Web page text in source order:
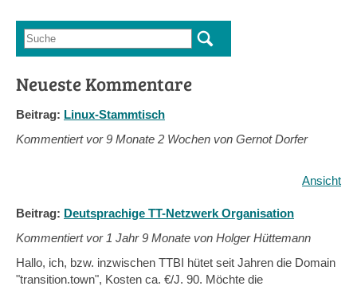
Suchformular
Suche
Neueste Kommentare
Beitrag: Linux-Stammtisch
Kommentiert vor9 Monate 2 Wochen von Gernot Dorfer
Ansicht
Beitrag: Deutsprachige TT-Netzwerk Organisation
Kommentiert vor 1 Jahr 9 Monate von Holger Hüttemann
Hallo, ich, bzw. inzwischen TTBI hütet seit Jahren die Domain
"transition.town", Kosten ca. €/J. 90. Möchte die